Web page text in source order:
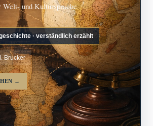
und Kultursprache
· verständlich erzählt
Brucker
→